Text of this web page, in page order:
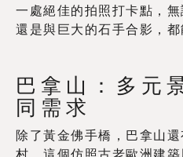
一處絕佳的拍照打卡點，無
還是與巨大的石手合影，
巴拿山：多元
同需求
除了黃金佛手橋，巴拿山